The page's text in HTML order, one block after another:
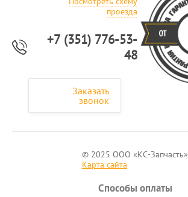
проезда
+7 (351) 776-53-
48
Заказать
звонок
© 2025 ООО «КС-Запчасть»
Карта сайта
Способы оплаты